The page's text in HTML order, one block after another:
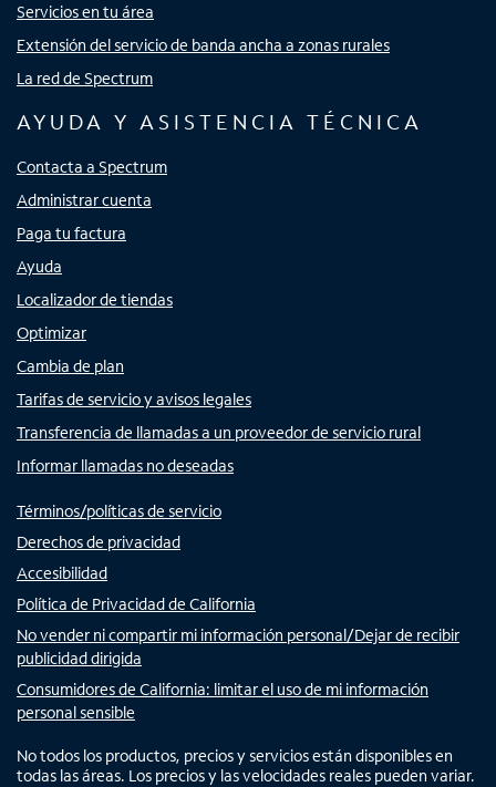
Servicios en tu área
Extensión del servicio de banda ancha a zonas rurales
La red de Spectrum
AYUDA Y ASISTENCIA TÉCNICA
Contacta a Spectrum
Administrar cuenta
Paga tu factura
Ayuda
Localizador de tiendas
Optimizar
Cambia de plan
Tarifas de servicio y avisos legales
Transferencia de llamadas a un proveedor de servicio rural
Informar llamadas no deseadas
Términos/políticas de servicio
Derechos de privacidad
Accesibilidad
Política de Privacidad de California
No vender ni compartir mi información personal/Dejar de recibir
publicidad dirigida
Consumidores de California: limitar el uso de mi información
personal sensible
No todos los productos, precios y servicios están disponibles en
todas las áreas. Los precios y las velocidades reales pueden variar.